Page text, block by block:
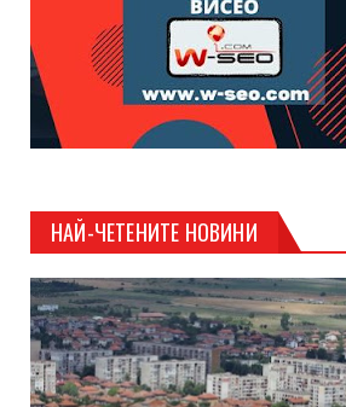
НАЙ-ЧЕТЕНИТЕ НОВИНИ